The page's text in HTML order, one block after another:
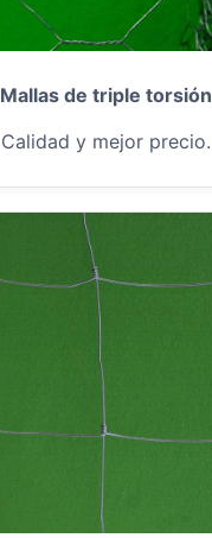
Mallas de triple torsión
Calidad y mejor precio.